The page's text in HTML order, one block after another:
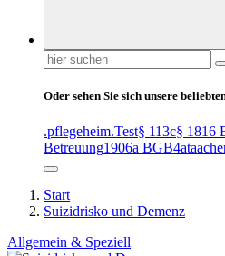
Suchen
nach:
Oder sehen Sie sich unsere
.pflegeheim.Test§ 113c§ 1816
Betreuung1906a BGB4at
Start
Suizidrisko und Demenz
Allgemein & Speziell